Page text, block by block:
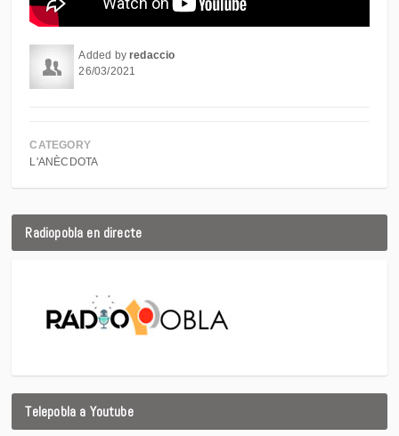
Added byredaccio
26/03/2021
CATEGORY
L'ANÈCDOTA
Radiopobla en directe
Telepobla a Youtube